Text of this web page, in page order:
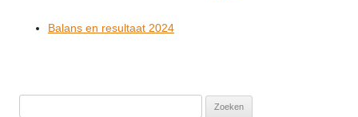
Balans en resultaat 2024